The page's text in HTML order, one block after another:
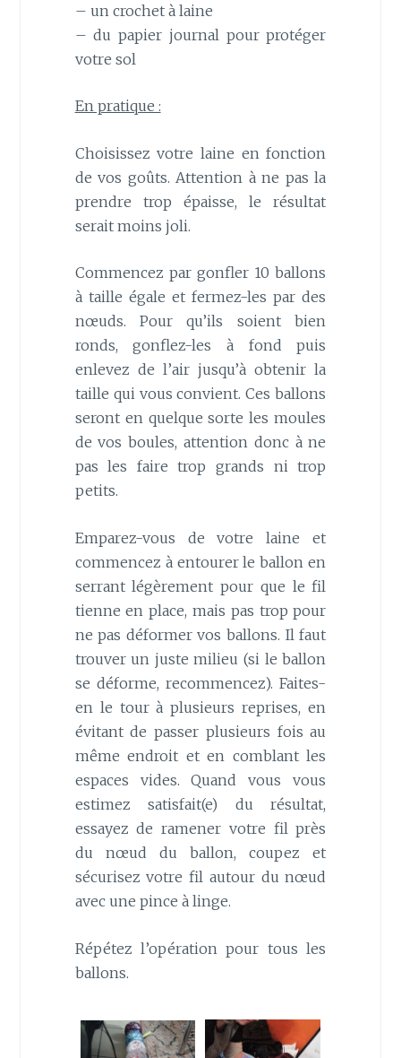
– un crochet à laine
– du papier journal pour protéger
votre sol
En pratique :
Choisissez votre laine en fonction
de vos goûts. Attention à ne pas la
prendre trop épaisse, le résultat
serait moins joli.
Commencez par gonfler 10 ballons
à taille égale et fermez-les par des
nœuds. Pour qu’ils soient bien
ronds, gonflez-les à fond puis
enlevez de l’air jusqu’à obtenir la
taille qui vous convient. Ces ballons
seront en quelque sorte les moules
de vos boules, attention donc à ne
pas les faire trop grands ni trop
petits.
Emparez-vous de votre laine et
commencez à entourer le ballon en
serrant légèrement pour que le fil
tienne en place, mais pas trop pour
ne pas déformer vos ballons. Il faut
trouver un juste milieu (si le ballon
se déforme, recommencez). Faites-
en le tour à plusieurs reprises, en
évitant de passer plusieurs fois au
même endroit et en comblant les
espaces vides. Quand vous vous
estimez satisfait(e) du résultat,
essayez de ramener votre fil près
du nœud du ballon, coupez et
sécurisez votre fil autour du nœud
avec une pince à linge.
Répétez l’opération pour tous les
ballons.